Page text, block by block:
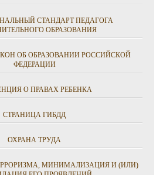
СТАНДАРТ ПЕДАГОГА
ОБРАЗОВАНИЯ
ОБ ОБРАЗОВАНИИ РОССИЙСКОЙ
ФЕДЕРАЦИИ
О ПРАВАХ РЕБЕНКА
СТРАНИЦА ГИБДД
ОХРАНА ТРУДА
МИНИМАЛИЗАЦИЯ И (ИЛИ)